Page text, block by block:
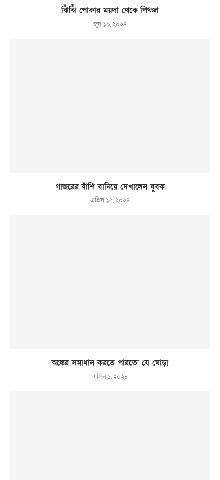
ঝিঁঝিঁ পোকার ময়দা থেকে পিৎজা
জুন ১০, ২০২৪
গাজরের বাঁশি বানিয়ে দেখালেন যুবক
এপ্রিল ১৫, ২০২৪
অঙ্কের সমাধান করতে পারতো যে ঘোড়া
এপ্রিল ১, ২০২৪